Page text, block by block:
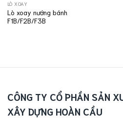
LÒ XOAY
Lò xoay nướng bánh
F1B/F2B/F3B
CÔNG TY CỔ PHẦN SẢN
XÂY DỰNG HOÀN CẦU